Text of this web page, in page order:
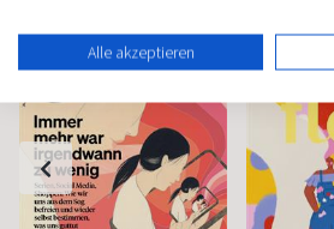
Alle akzeptieren